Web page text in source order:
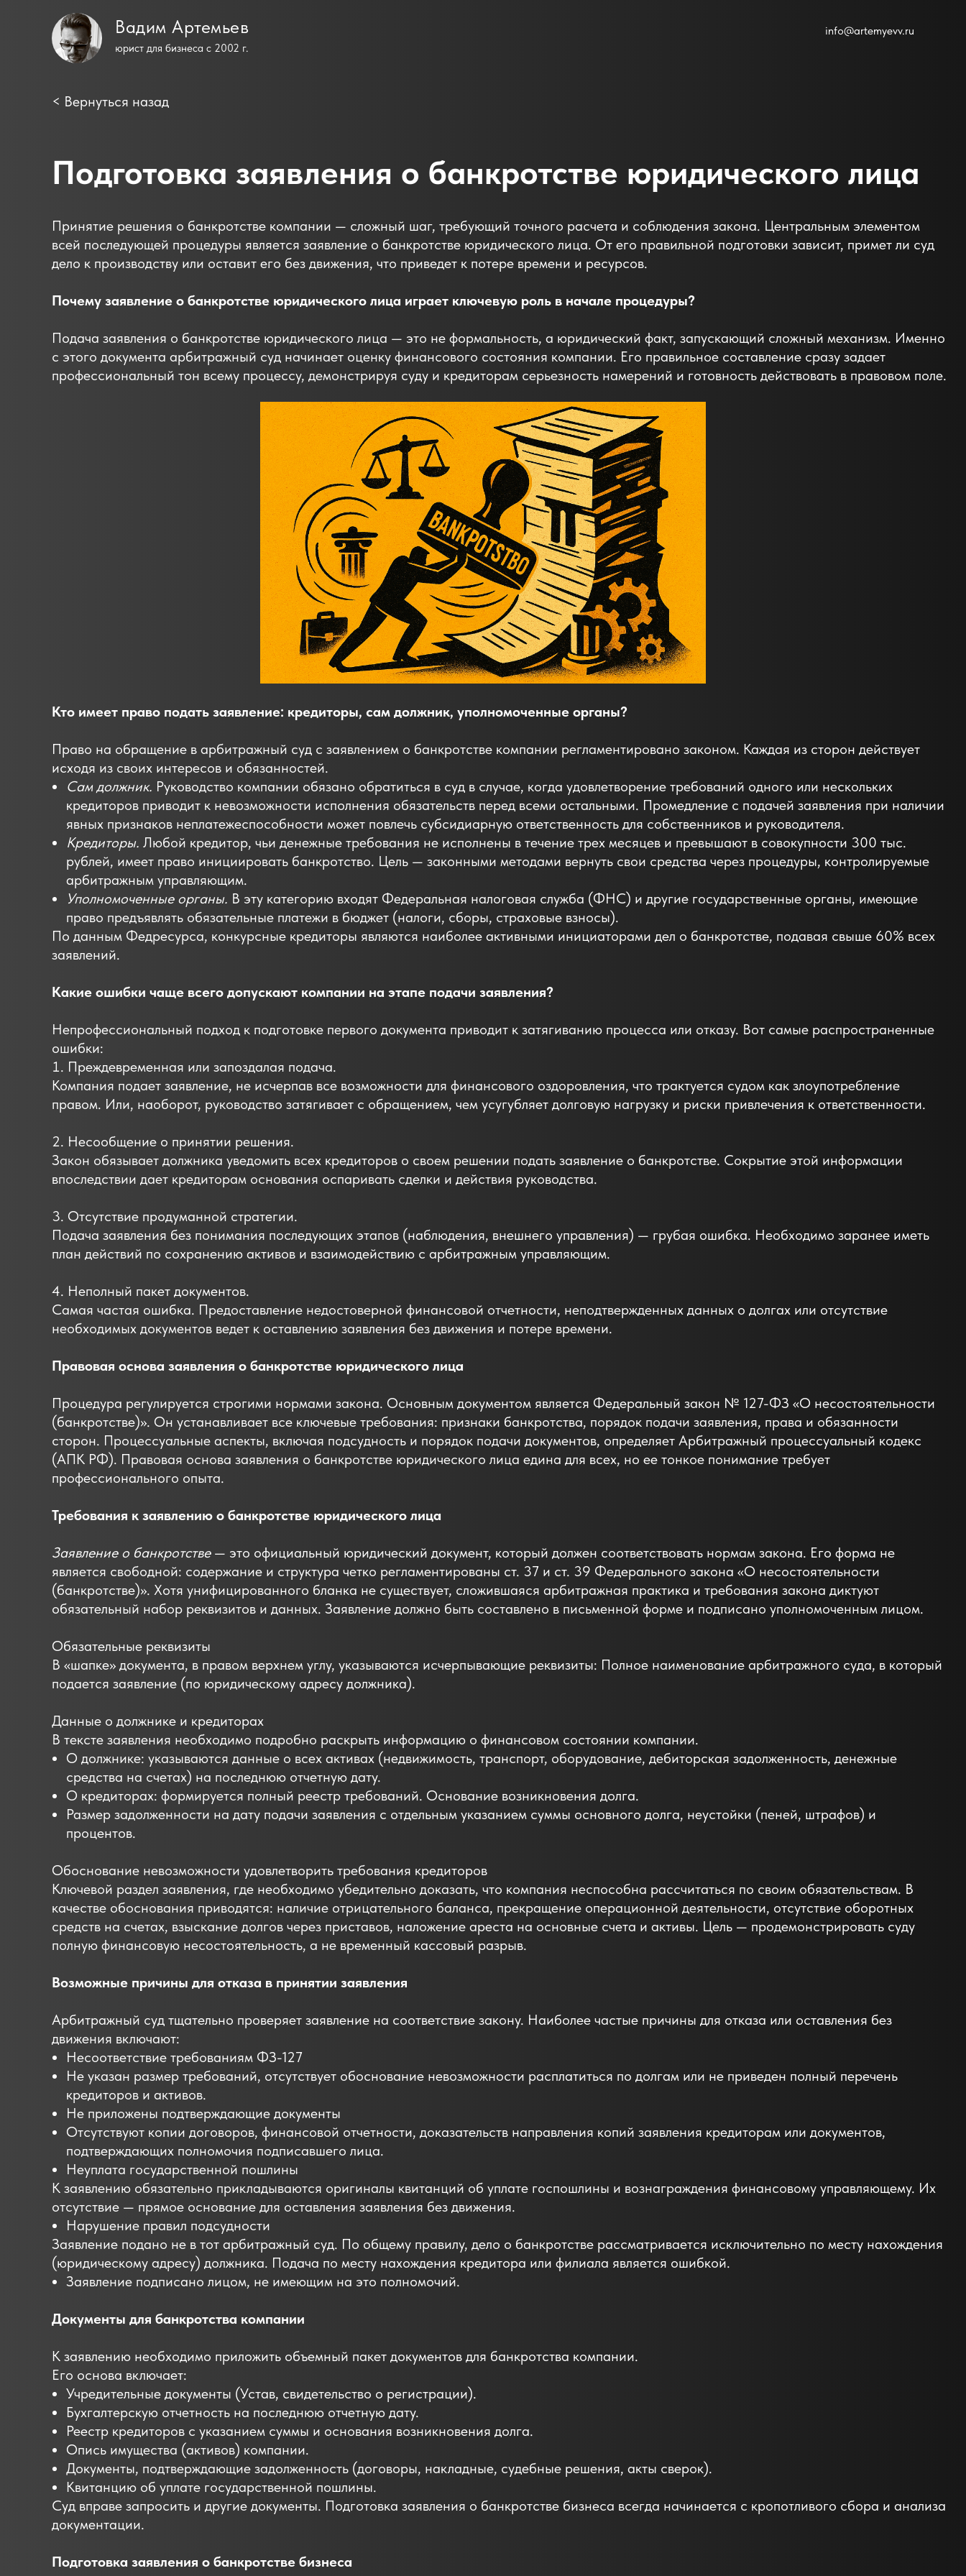
Вадим Артемьев
юрист для бизнеса с 2002 г.
info@artemyevv.ru
< Вернуться назад
Подготовка заявления о банкротстве юридического лица
Принятие решения о банкротстве компании — сложный шаг, требующий точного расчета и соблюдения закона. Центральным элементом
всей последующей процедуры является заявление о банкротстве юридического лица. От его правильной подготовки зависит, примет ли суд
дело к производству или оставит его без движения, что приведет к потере времени и ресурсов.
Почему заявление о банкротстве юридического лица играет ключевую роль в начале процедуры?
Подача заявления о банкротстве юридического лица — это не формальность, а юридический факт, запускающий сложный механизм. Именно
с этого документа арбитражный суд начинает оценку финансового состояния компании. Его правильное составление сразу задает
профессиональный тон всему процессу, демонстрируя суду и кредиторам серьезность намерений и готовность действовать в правовом поле.
Кто имеет право подать заявление: кредиторы, сам должник, уполномоченные органы?
Право на обращение в арбитражный суд с заявлением о банкротстве компании регламентировано законом. Каждая из сторон действует
исходя из своих интересов и обязанностей.
Сам должник. Руководство компании обязано обратиться в суд в случае, когда удовлетворение требований одного или нескольких
кредиторов приводит к невозможности исполнения обязательств перед всеми остальными. Промедление с подачей заявления при наличии
явных признаков неплатежеспособности может повлечь субсидиарную ответственность для собственников и руководителя.
Кредиторы. Любой кредитор, чьи денежные требования не исполнены в течение трех месяцев и превышают в совокупности 300 тыс.
рублей, имеет право инициировать банкротство. Цель — законными методами вернуть свои средства через процедуры, контролируемые
арбитражным управляющим.
Уполномоченные органы. В эту категорию входят Федеральная налоговая служба (ФНС) и другие государственные органы, имеющие
право предъявлять обязательные платежи в бюджет (налоги, сборы, страховые взносы).
По данным Федресурса, конкурсные кредиторы являются наиболее активными инициаторами дел о банкротстве, подавая свыше 60% всех
заявлений.
Какие ошибки чаще всего допускают компании на этапе подачи заявления?
Непрофессиональный подход к подготовке первого документа приводит к затягиванию процесса или отказу. Вот самые распространенные
ошибки:
Преждевременная или запоздалая подача.
Компания подает заявление, не исчерпав все возможности для финансового оздоровления, что трактуется судом как злоупотребление
правом. Или, наоборот, руководство затягивает с обращением, чем усугубляет долговую нагрузку и риски привлечения к ответственности.
2. Несообщение о принятии решения.
Закон обязывает должника уведомить всех кредиторов о своем решении подать заявление о банкротстве. Сокрытие этой информации
впоследствии дает кредиторам основания оспаривать сделки и действия руководства.
3. Отсутствие продуманной стратегии.
Подача заявления без понимания последующих этапов (наблюдения, внешнего управления) — грубая ошибка. Необходимо заранее иметь
план действий по сохранению активов и взаимодействию с арбитражным управляющим.
4. Неполный пакет документов.
Самая частая ошибка. Предоставление недостоверной финансовой отчетности, неподтвержденных данных о долгах или отсутствие
необходимых документов ведет к оставлению заявления без движения и потере времени.
Правовая основа заявления о банкротстве юридического лица
Процедура регулируется строгими нормами закона. Основным документом является Федеральный закон № 127-ФЗ «О несостоятельности
(банкротстве)». Он устанавливает все ключевые требования: признаки банкротства, порядок подачи заявления, права и обязанности
сторон. Процессуальные аспекты, включая подсудность и порядок подачи документов, определяет Арбитражный процессуальный кодекс
(АПК РФ). Правовая основа заявления о банкротстве юридического лица едина для всех, но ее тонкое понимание требует
профессионального опыта.
Требования к заявлению о банкротстве юридического лица
Заявление о банкротстве— это официальный юридический документ, который должен соответствовать нормам закона. Его форма не
является свободной: содержание и структура четко регламентированы ст. 37 и ст. 39 Федерального закона «О несостоятельности
(банкротстве)». Хотя унифицированного бланка не существует, сложившаяся арбитражная практика и требования закона диктуют
обязательный набор реквизитов и данных. Заявление должно быть составлено в письменной форме и подписано уполномоченным лицом.
Обязательные реквизиты
В «шапке» документа, в правом верхнем углу, указываются исчерпывающие реквизиты: Полное наименование арбитражного суда, в который
подается заявление (по юридическому адресу должника).
Данные о должнике и кредиторах
В тексте заявления необходимо подробно раскрыть информацию о финансовом состоянии компании.
О должнике: указываются данные о всех активах (недвижимость, транспорт, оборудование, дебиторская задолженность, денежные
средства на счетах) на последнюю отчетную дату.
О кредиторах: формируется полный реестр требований. Основание возникновения долга.
Размер задолженности на дату подачи заявления с отдельным указанием суммы основного долга, неустойки (пеней, штрафов) и
процентов.
Обоснование невозможности удовлетворить требования кредиторов
Ключевой раздел заявления, где необходимо убедительно доказать, что компания неспособна рассчитаться по своим обязательствам. В
качестве обоснования приводятся: наличие отрицательного баланса, прекращение операционной деятельности, отсутствие оборотных
средств на счетах, взыскание долгов через приставов, наложение ареста на основные счета и активы. Цель — продемонстрировать суду
полную финансовую несостоятельность, а не временный кассовый разрыв.
Возможные причины для отказа в принятии заявления
Арбитражный суд тщательно проверяет заявление на соответствие закону. Наиболее частые причины для отказа или оставления без
движения включают:
Несоответствие требованиям ФЗ-127
Не указан размер требований, отсутствует обоснование невозможности расплатиться по долгам или не приведен полный перечень
кредиторов и активов.
Не приложены подтверждающие документы
Отсутствуют копии договоров, финансовой отчетности, доказательств направления копий заявления кредиторам или документов,
подтверждающих полномочия подписавшего лица.
Неуплата государственной пошлины
К заявлению обязательно прикладываются оригиналы квитанций об уплате госпошлины и вознаграждения финансовому управляющему. Их
отсутствие — прямое основание для оставления заявления без движения.
Нарушение правил подсудности
Заявление подано не в тот арбитражный суд. По общему правилу, дело о банкротстве рассматривается исключительно по месту нахождения
(юридическому адресу) должника. Подача по месту нахождения кредитора или филиала является ошибкой.
Заявление подписано лицом, не имеющим на это полномочий.
Документы для банкротства компании
К заявлению необходимо приложить объемный пакет документов для банкротства компании.
Его основа включает:
Учредительные документы (Устав, свидетельство о регистрации).
Бухгалтерскую отчетность на последнюю отчетную дату.
Реестр кредиторов с указанием суммы и основания возникновения долга.
Опись имущества (активов) компании.
Документы, подтверждающие задолженность (договоры, накладные, судебные решения, акты сверок).
Квитанцию об уплате государственной пошлины.
Суд вправе запросить и другие документы. Подготовка заявления о банкротстве бизнеса всегда начинается с кропотливого сбора и анализа
документации.
Подготовка заявления о банкротстве бизнеса